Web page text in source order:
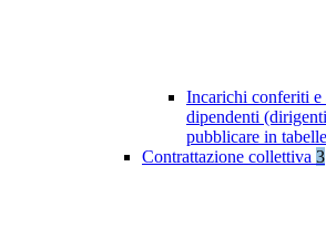
Incarichi conferiti e
dipendenti
pubblicare in
Contrattazione collettiva 3